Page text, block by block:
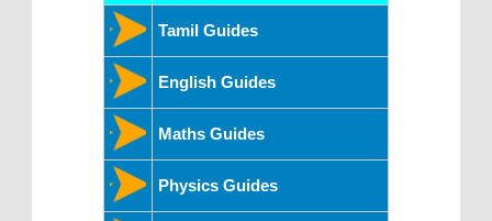
Tamil Guides
English Guides
Maths Guides
Physics Guides